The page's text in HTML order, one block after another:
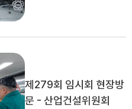
황
사일정(안)제279회 임시회 현장방
문 - 산업건설위원회